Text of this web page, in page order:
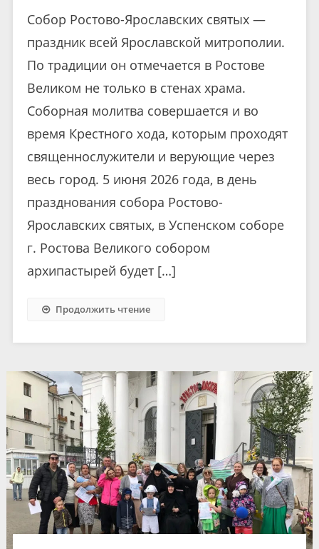
Собор Ростово-Ярославских святых —
праздник всей Ярославской митрополии.
По традиции он отмечается в Ростове
Великом не только в стенах храма.
Соборная молитва совершается и во
время Крестного хода, которым проходят
священнослужители и верующие через
весь город. 5 июня 2026 года, в день
празднования собора Ростово-
Ярославских святых, в Успенском соборе
г. Ростова Великого собором
архипастырей будет […]
Продолжить чтение